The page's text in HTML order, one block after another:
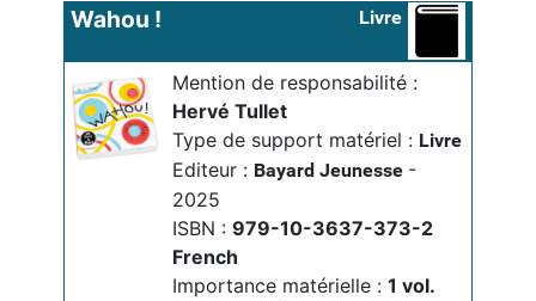
Wahou ! Livre
Mention de responsabilité :
Hervé Tullet
Type de support matériel : Livre
Editeur : Bayard Jeunesse -
2025
ISBN : 979-10-3637-373-2
French
Importance matérielle : 1 vol.